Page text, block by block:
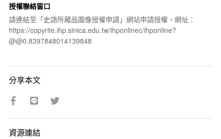
授權聯絡窗口
請連結至「史語所藏品圖像授權申請」網站申請授權，網址：
https://copyrite.ihp.sinica.edu.tw/ihponlinec/ihponline?
@@0.8397848014139848
分享本文
資源連結